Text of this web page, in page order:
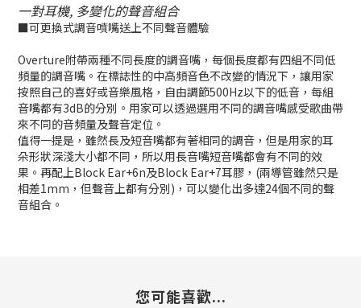
一對耳機, 多變化的聲音組合
■可更換式調音噴嘴送上不同聲音體驗
Overture附帶兩種不同長度的調音嘴，每個長度都有四組不同低
頻量的調音嘴。在標誌性的中高頻音色不改變的情況下，讓用家
按照自己的喜好或音樂風格，自由調節500Hz以下的低音，每組
音嘴都有3dB的分別。用家可以透過選用不同的調音嘴感受歌曲帶
來不同的音頻量及聲音定位。
值得一提是，雖然長及短音嘴都有著相同的調音，但是用家的耳
朵形狀深淺大小都不同，所以用長音嘴短音嘴都會有不同的效
果。再配上Block Ear+6n及Block Ear+7耳膠，(兩導管雖然只是
相差1mm，但聲音上都有分別)，可以變化出多達24個不同的聲
音組合。
您可能喜歡...